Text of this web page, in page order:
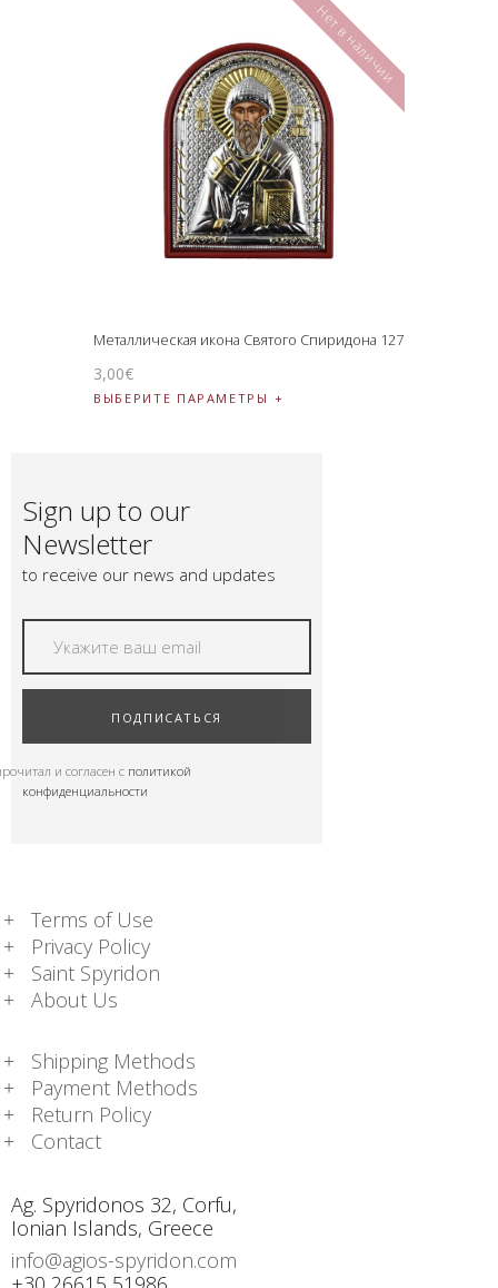
Нет в наличии
Металлическая икона Святого Спиридона 127
3,00€
ВЫБЕРИТЕ ПАРАМЕТРЫ
Sign up to our
Newsletter
to receive our news and updates
ПОДПИСАТЬСЯ
и согласен с политикой
конфиденциальности
Terms of Use
Privacy Policy
Saint Spyridon
About Us
Shipping Methods
Payment Methods
Return Policy
Contact
Ag. Spyridonos 32, Corfu,
Ionian Islands, Greece
info@agios-spyridon.com